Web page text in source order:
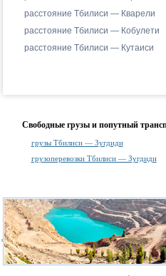
расстояние Тбилиси — Кварели
расстояние Тбилиси — Кобулети
расстояние Тбилиси — Кутаиси
Свободные грузы и попутный
грузы Тбилиси — Зугдиди
грузоперевозки Тбилиси — Зугдиди